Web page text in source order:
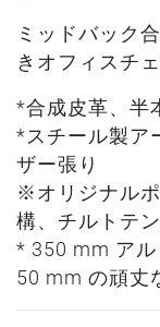
ミッドバック
きオフィスチ
*合成皮革、半
*スチール製ア
ザー張り
※オリジナル
構、チルトテ
* 350 mm アル
50 mm の頑丈